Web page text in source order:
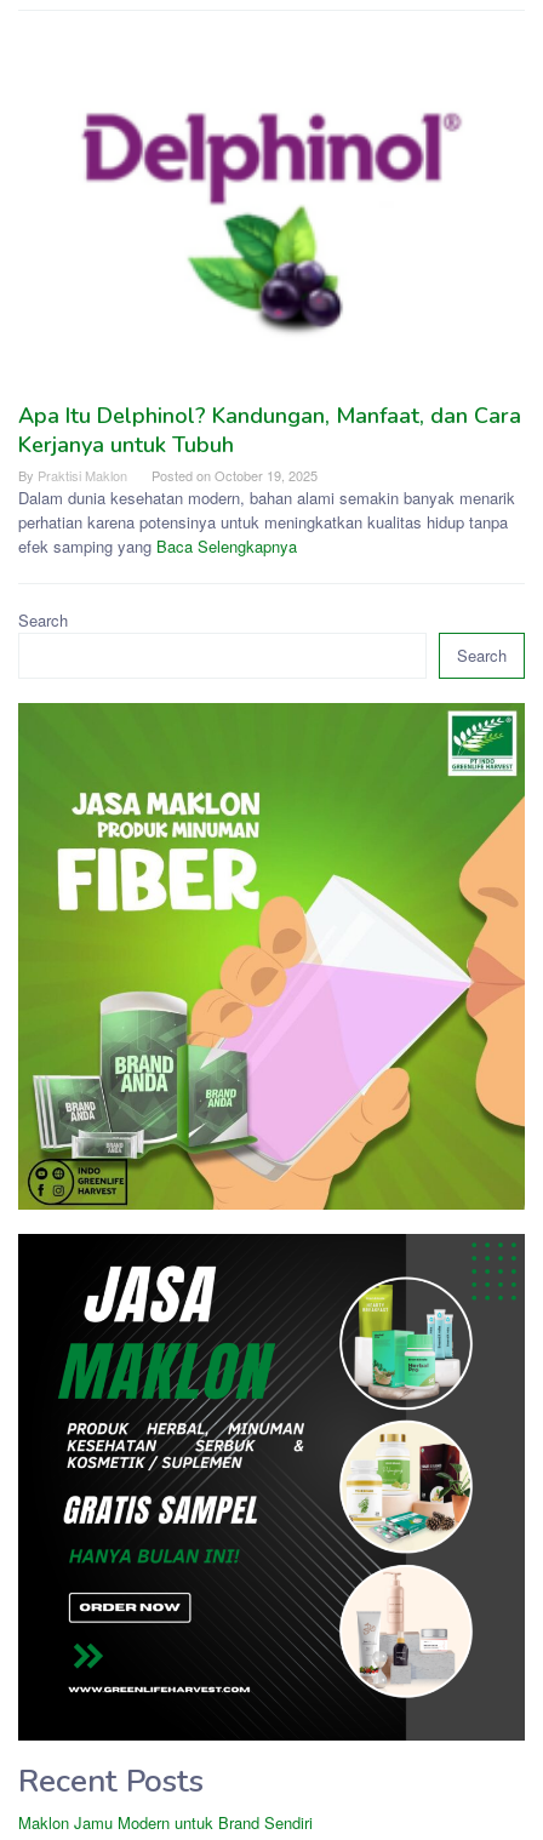
Apa Itu Delphinol? Kandungan, Manfaat, dan Cara
Kerjanya untuk Tubuh
By Praktisi Maklon Posted onOctober 19, 2025
Dalam dunia kesehatan modern, bahan alami semakin banyak menarik
perhatian karena potensinya untuk meningkatkan kualitas hidup tanpa
efek samping yang Baca Selengkapnya
Search
Search
Recent Posts
Maklon Jamu Modern untuk Brand Sendiri